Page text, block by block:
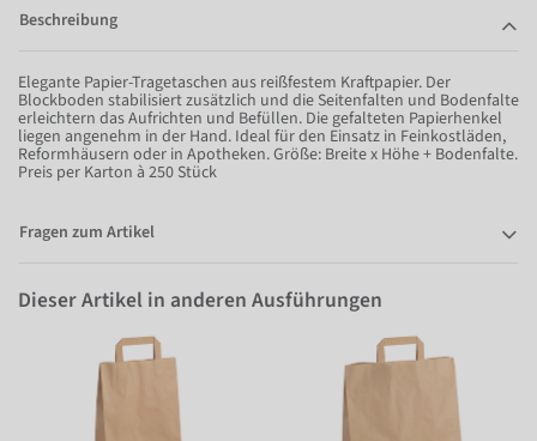
Beschreibung
Elegante Papier-Tragetaschen aus reißfestem Kraftpapier. Der
Blockboden stabilisiert zusätzlich und die Seitenfalten und Bodenfalte
erleichtern das Aufrichten und Befüllen. Die gefalteten Papierhenkel
liegen angenehm in der Hand. Ideal für den Einsatz in Feinkostläden,
Reformhäusern oder in Apotheken. Größe: Breite x Höhe + Bodenfalte.
Preis per Karton à 250 Stück
Fragen zum Artikel
Dieser Artikel in anderen Ausführungen